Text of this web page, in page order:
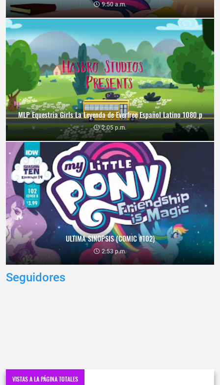
9:50 a.m.
MLP Equestria Girls La Leyenda de Everfree Español Latino 1080 p
2:05 p.m.
ULTIMA SINOPSIS (COMIC #102)
2:53 p.m.
Seguidores
VISTAS A LA PÁGINA TOTALES